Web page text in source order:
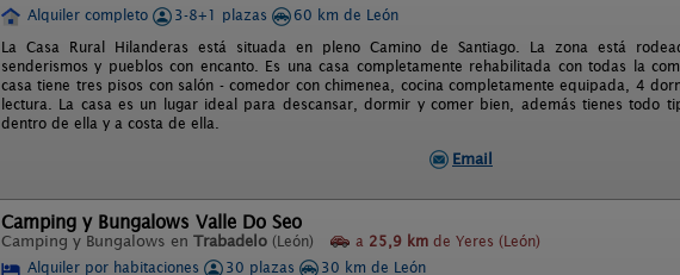
Alquiler completo
3-8+1 plazas
60 km de León
La Casa Rural Hilanderas está situada en pleno Camino de Santiago. La zona está
senderismos y pueblos con encanto. Es una casa completamente rehabilitada con todas la
casa tiene tres pisos con salón - comedor con chimenea, cocina completamente equipada, 4
lectura. La casa es un lugar ideal para descansar, dormir y comer bien, además tienes todo
dentro de ella y a costa de ella.
Email
Camping y Bungalows Valle Do Seo
Camping y Bungalows en Trabadelo (León) a 25,9 km de Yeres (León)
Alquiler por habitaciones
30 plazas 30 km de León